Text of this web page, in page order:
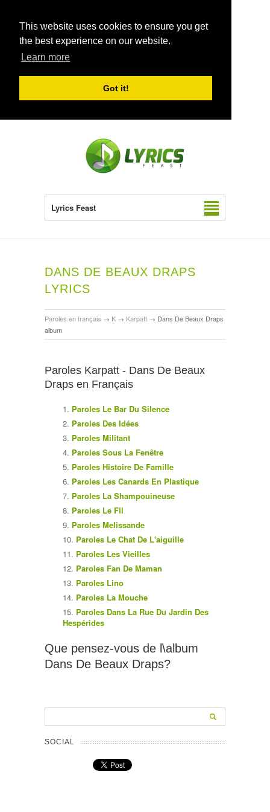
This website uses cookies to ensure you get
the best experience on our website.
Learn more
Got it!
Lyrics Feast
DANS DE BEAUX DRAPS
LYRICS
Paroles en français → K → Karpatt → Dans De Beaux Draps
album
Paroles Karpatt - Dans De Beaux
Draps en Français
Paroles Le Bar Du Silence
Paroles Des Idées
Paroles Militant
Paroles Sous La Fenêtre
Paroles Histoire De Famille
Paroles Les Canards En Plastique
Paroles La Shampouineuse
Paroles Le Fil
Paroles Melissande
Paroles Le Chat De L'aiguille
Paroles Les Vieilles
Paroles Fan De Maman
Paroles Lino
Paroles La Mouche
Paroles Dans La Rue Du Jardin Des
Hespérides
Que pensez-vous de l\album
Dans De Beaux Draps?
SOCIAL